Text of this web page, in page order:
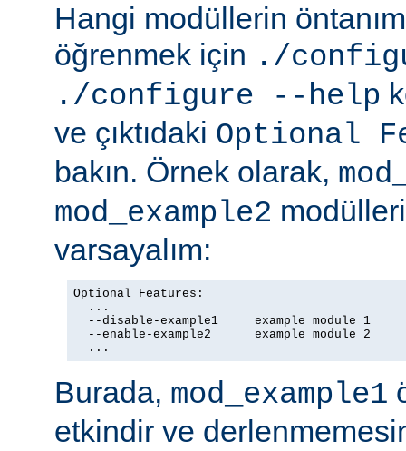
Hangi modüllerin
öğrenmek için ./
./configure --help
ve çıktıdaki Optional
bakın. Örnek olarak,
mod_example2
varsayalım:
Optional Features:
  ...
  --disable-example1     example module 1
  --enable-example2      example module 2
  ...
Burada, mod_example1
etkindir ve